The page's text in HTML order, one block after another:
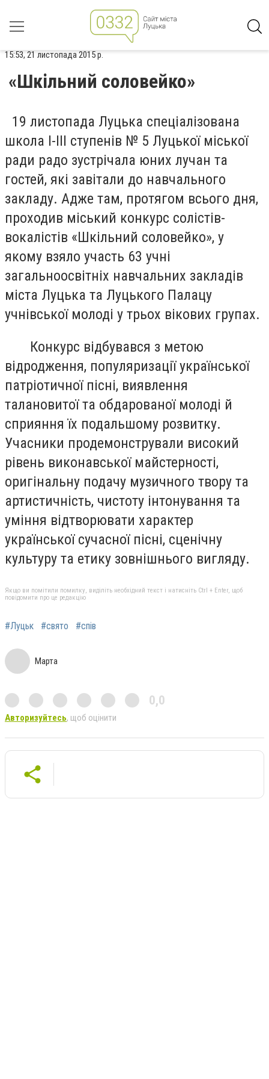
15:53, 21 листопада 2015 р.
«Шкільний соловейко»
19 листопада Луцька спеціалізована
школа І-ІІІ ступенів № 5 Луцької міської
ради радо зустрічала юних лучан та
гостей, які завітали до навчального
закладу. Адже там, протягом всього дня,
проходив міський конкурс солістів-
вокалістів «Шкільний соловейко», у
якому взяло участь 63 учні
загальноосвітніх навчальних закладів
міста Луцька та Луцького Палацу
учнівської молоді у трьох вікових групах.
Конкурс відбувався з метою
відродження, популяризації української
патріотичної пісні, виявлення
талановитої та обдарованої молоді й
сприяння їх подальшому розвитку.
Учасники продемонстрували високий
рівень виконавської майстерності,
оригінальну подачу музичного твору та
артистичність, чистоту інтонування та
уміння відтворювати характер
української сучасної пісні, сценічну
культуру та етику зовнішнього вигляду.
Якщо ви помітили помилку, виділіть необхідний текст і натисніть Ctrl + Enter, щоб
повідомити про це редакцію
#Луцьк #свято #спів
Марта
0,0
Авторизуйтесь, щоб оцінити